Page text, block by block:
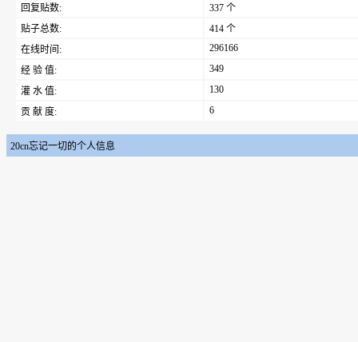
回复贴数:
337 个
贴子总数:
414 个
在线时间:
296166
经 验 值:
349
灌 水 值:
130
贡 献 度:
6
20cn忘记一切的个人信息